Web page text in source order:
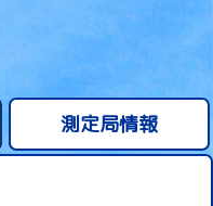
測定局情報